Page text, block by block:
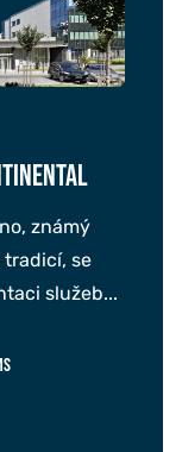
známý
se
služeb...